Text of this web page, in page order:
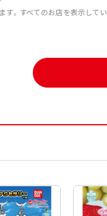
。すべてのお店を表示して